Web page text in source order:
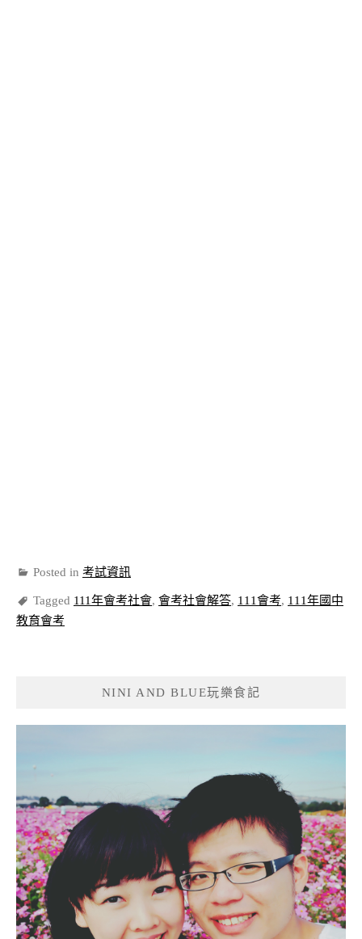
Posted in 考試資訊
Tagged 111年會考社會, 會考社會解答, 111會考, 111年國中
教育會考
NINI AND BLUE玩樂食記